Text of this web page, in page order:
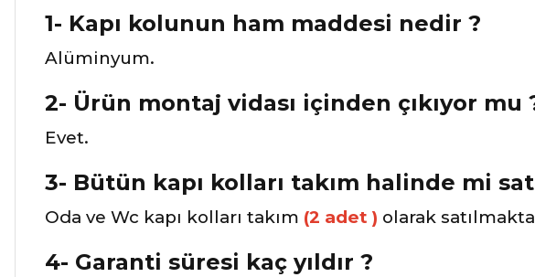
1- Kapı kolunun ham maddesi nedir ?
Alüminyum.
2- Ürün montaj vidası içinden çıkıyor mu
Evet.
3- Bütün kapı kolları takım halinde mi
Oda ve Wc kapı kolları takım (2 adet ) olarak
4- Garanti süresi kaç yıldır ?